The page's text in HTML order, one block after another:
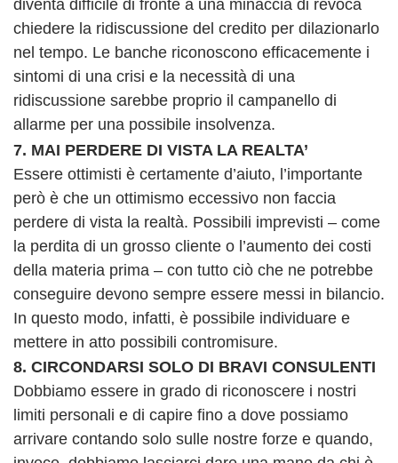
diventa difficile di fronte a una minaccia di revoca
chiedere la ridiscussione del credito per dilazionarlo
nel tempo. Le banche riconoscono efficacemente i
sintomi di una crisi e la necessità di una
ridiscussione sarebbe proprio il campanello di
allarme per una possibile insolvenza.
7. MAI PERDERE DI VISTA LA REALTA’
Essere ottimisti è certamente d’aiuto, l’importante
però è che un ottimismo eccessivo non faccia
perdere di vista la realtà. Possibili imprevisti – come
la perdita di un grosso cliente o l’aumento dei costi
della materia prima – con tutto ciò che ne potrebbe
conseguire devono sempre essere messi in bilancio.
In questo modo, infatti, è possibile individuare e
mettere in atto possibili contromisure.
8. CIRCONDARSI SOLO DI BRAVI CONSULENTI
Dobbiamo essere in grado di riconoscere i nostri
limiti personali e di capire fino a dove possiamo
arrivare contando solo sulle nostre forze e quando,